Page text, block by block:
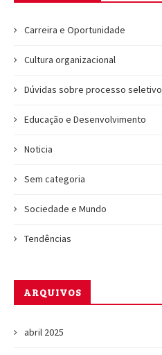
Carreira e Oportunidade
Cultura organizacional
Dúvidas sobre processo seletivo
Educação e Desenvolvimento
Noticia
Sem categoria
Sociedade e Mundo
Tendências
ARQUIVOS
abril 2025